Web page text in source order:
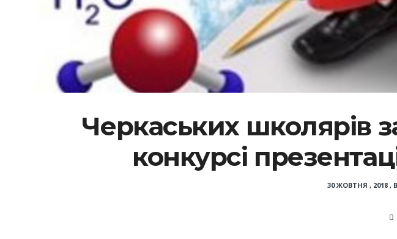
Черкаських школярів
конкурсі
30 ЖОВТНЯ , 2018 ,